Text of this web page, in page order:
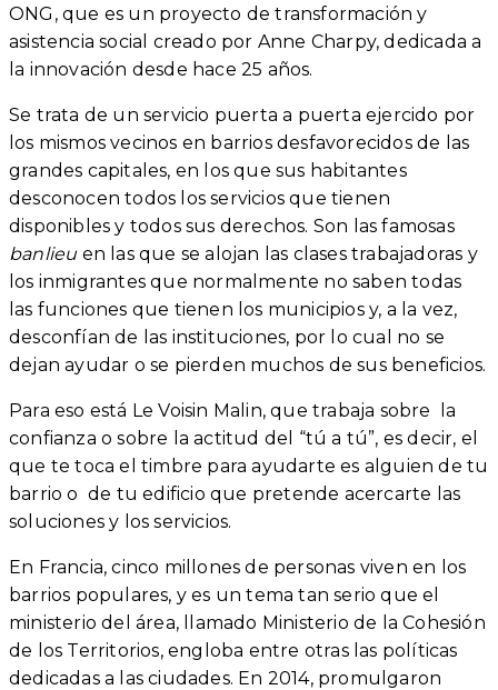
ONG, que es un proyecto de transformación y
asistencia social creado por Anne Charpy, dedicada a
la innovación desde hace 25 años.
Se trata de un servicio puerta a puerta ejercido por
los mismos vecinos en barrios desfavorecidos de las
grandes capitales, en los que sus habitantes
desconocen todos los servicios que tienen
disponibles y todos sus derechos. Son las famosas
banlieu en las que se alojan las clases trabajadoras y
los inmigrantes que normalmente no saben todas
las funciones que tienen los municipios y, a la vez,
desconfían de las instituciones, por lo cual no se
dejan ayudar o se pierden muchos de sus beneficios.
Para eso está Le Voisin Malin, que trabaja sobre la
confianza o sobre la actitud del “tú a tú”, es decir, el
que te toca el timbre para ayudarte es alguien de tu
barrio o de tu edificio que pretende acercarte las
soluciones y los servicios.
En Francia, cinco millones de personas viven en los
barrios populares, y es un tema tan serio que el
ministerio del área, llamado Ministerio de la Cohesión
de los Territorios, engloba entre otras las políticas
dedicadas a las ciudades. En 2014, promulgaron